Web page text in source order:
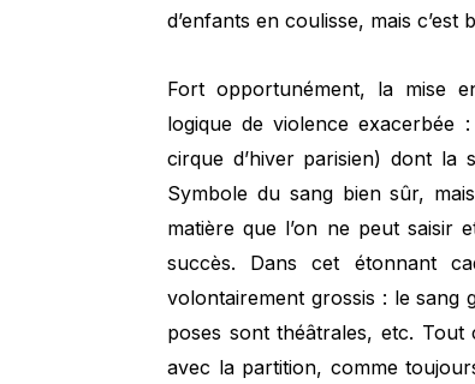
d’enfants en coulisse, mais c’est
Fort opportunément, la mise
logique de violence
cirque d’hiver parisien) dont la
Symbole du sang bien sûr,
matière que l’on ne peut
succès. Dans cet étonnant
volontairement grossis : le sang
poses sont théâtrales, etc.
avec la partition, comme